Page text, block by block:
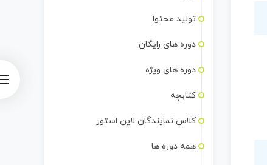
تولید محتوا
دوره های رایگان
دوره های ویژه
کتابچه
کلاس نمایندگان لاین استور
همه دوره ها